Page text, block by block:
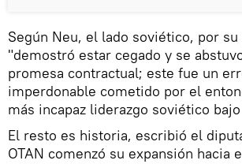
Según Neu, el lado soviético, por su
"demostró estar cegado y se
promesa contractual; este fue un
imperdonable cometido por el
más incapaz liderazgo soviético
El resto es historia, escribió el
OTAN comenzó su expansión hacia